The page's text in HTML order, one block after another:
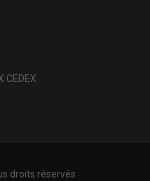
CEDEX
droits réservés